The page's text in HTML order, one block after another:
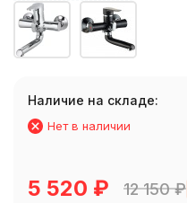
Наличие на складе:
Нет в наличии
5 520 ₽ 12 150₽